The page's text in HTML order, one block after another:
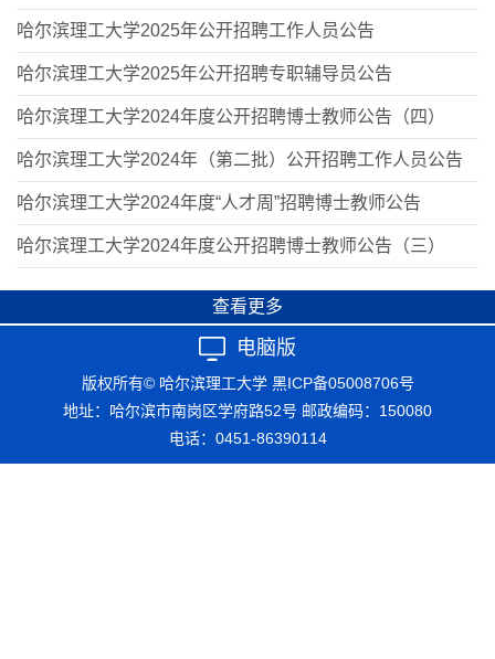
哈尔滨理工大学2025年公开招聘工作人员公告
哈尔滨理工大学2025年公开招聘专职辅导员公告
哈尔滨理工大学2024年度公开招聘博士教师公告（四）
哈尔滨理工大学2024年（第二批）公开招聘工作人员公告
哈尔滨理工大学2024年度“人才周”招聘博士教师公告
哈尔滨理工大学2024年度公开招聘博士教师公告（三）
查看更多
电脑版
版权所有© 哈尔滨理工大学 黑ICP备05008706号
地址：哈尔滨市南岗区学府路52号 邮政编码：150080
电话：0451-86390114